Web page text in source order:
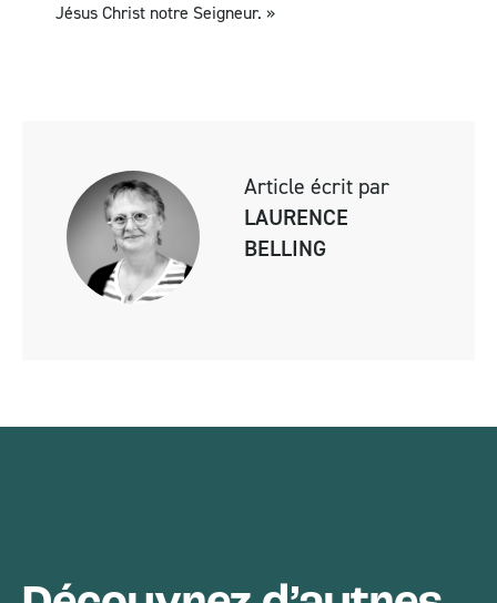
Jésus Christ notre Seigneur. »
Article écrit par
LAURENCE
BELLING